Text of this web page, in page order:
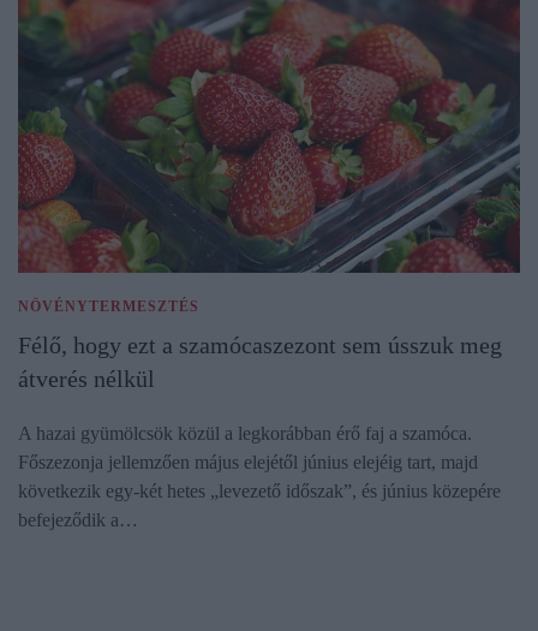
NÖVÉNYTERMESZTÉS
Félő, hogy ezt a szamócaszezont sem ússzuk meg
átverés nélkül
A hazai gyümölcsök közül a legkorábban érő faj a szamóca.
Főszezonja jellemzően május elejétől június elejéig tart, majd
következik egy-két hetes „levezető időszak”, és június közepére
befejeződik a…